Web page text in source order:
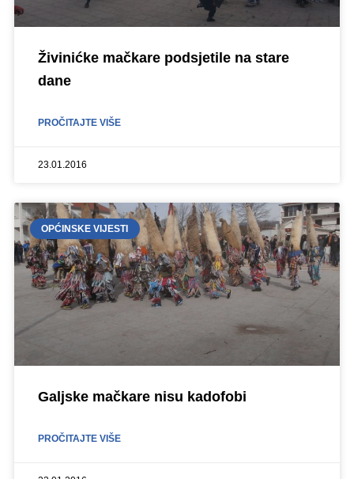
Živinićke mačkare podsjetile na stare
dane
PROČITAJTE VIŠE
23.01.2016
OPĆINSKE VIJESTI
Galjske mačkare nisu kadofobi
PROČITAJTE VIŠE